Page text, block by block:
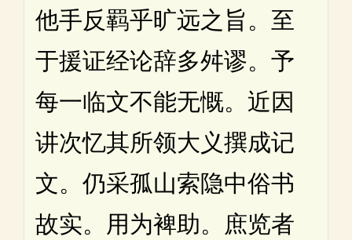
他手反羁乎旷远之旨。至
于援证经论辞多舛谬。予
每一临文不能无慨。近因
讲次忆其所领大义撰成记
文。仍采孤山索隐中俗书
故实。用为裨助。庶览者